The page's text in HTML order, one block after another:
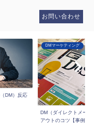
お問い合わせ
DM）反応
DMマーケティング
DM（ダイレクトメー
アウトのコツ【事例...